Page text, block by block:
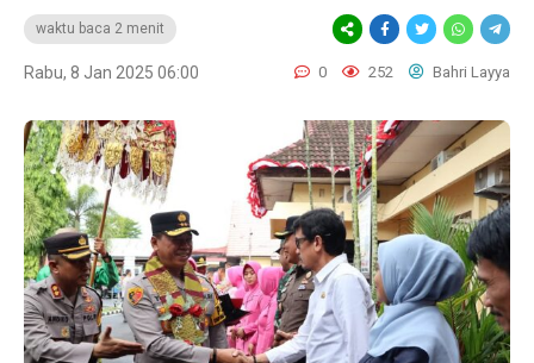
waktu baca 2 menit
Rabu, 8 Jan 2025 06:00 0 252 Bahri Layya